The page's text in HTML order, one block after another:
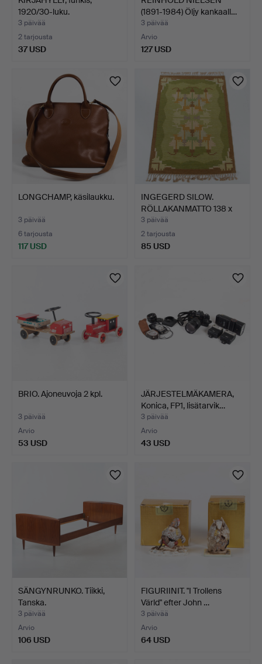
1920/30-luku.
3 päivää
2 tarjousta
37 USD
(1891-1984) Öljy kankaall…
3 päivää
Arvio
127 USD
LONGCHAMP, käsilaukku.
3 päivää
6 tarjousta
117 USD
INGEGERD SILOW.
RÖLLAKANMATTO 138 x
200.
3 päivää
2 tarjousta
85 USD
BRIO. Ajoneuvoja 2 kpl.
3 päivää
Arvio
53 USD
JÄRJESTELMÄKAMERA,
Konica, FP1, lisätarvik…
3 päivää
Arvio
43 USD
SÄNGYNRUNKO. Tiikki,
Tanska.
3 päivää
Arvio
106 USD
FIGURIINIT. "I Trollens
Värld" efter John …
3 päivää
Arvio
64 USD